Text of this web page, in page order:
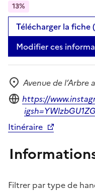
13%
Télécharger la fiche
Modifier ces
Adresse
Avenue de l’Arbre
Site internet
https://
Itinéraire
Filtrer par type de